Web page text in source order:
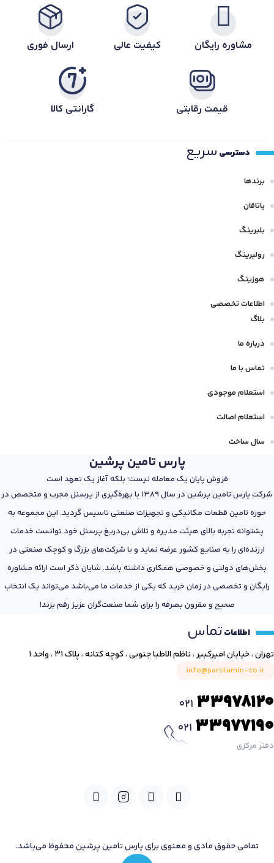
مشاوره رایگان کیفیت عالی ارسال فوری
قیمت رقابتی گارانتی کالا
دسترسی سریع
برندها
یاتاقان
بلبرینگ
رولبرینگ
هوزینگ
اطلاعات تخصصی
بلاگ
درباره ما
تماس با ما
استعلام موجودی
استعلام اصالت
سال ساخت
پارس تامین پرشین
فروش پایان یک معامله نیست؛ بلکه آغاز یک تعهد است
شرکت پارس تامین پرشین در سال 1389 با بهره‌گیری از پرسنل مجرب و متخصص در
حوزه تامین قطعات مکانیکی و تجهیزات صنعتی تاسیس گردید. این مجموعه به
پشتوانه تجربه بالای هیئت مدیره و تلاش بی‌دریغ پرسنل خود توانست خدمات
ارزنده‌ای را به صنایع کشور عرضه نماید و با شرکت‌های بزرگ و کوچک صنعتی در
بخش‌های دولتی و خصوصی همکاری داشته باشد. شایان ذکر است ارائه مشاوره
رایگان و تخصصی در زمان خرید که یکی از خدمات ما می‌باشد می‌تواند یک انتخاب
صحیح و مقرون بصرفه را برای شما صنعت‌گران عزیز رقم بزند!
اطلاعاتتماس
تهران ، خیابان امیرکبیر ، ناظم الاطبا جنوبی ، کوچه کتانه ، پلاک ۳۱ ، واحد ۱
info@parstamin-co.ir
021 33978120
021 33977190
دفتر مرکزی
تمامی حقوق مادی و معنوی برای پارس تامین پرشین محفوظ می‌باشد.